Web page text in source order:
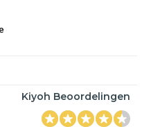
Kiyoh Beoordelingen